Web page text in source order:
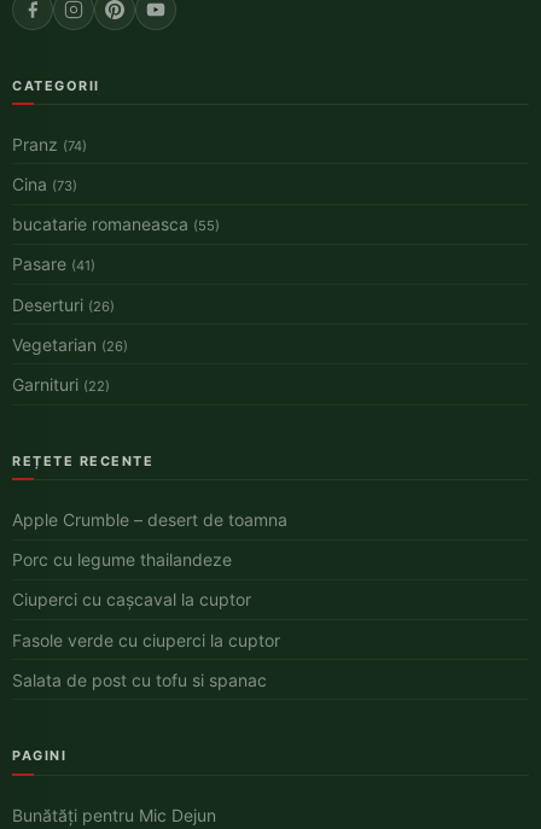
CATEGORII
Pranz (74)
Cina (73)
bucatarie romaneasca (55)
Pasare (41)
Deserturi (26)
Vegetarian (26)
Garnituri (22)
REȚETE RECENTE
Apple Crumble – desert de toamna
Porc cu legume thailandeze
Ciuperci cu cașcaval la cuptor
Fasole verde cu ciuperci la cuptor
Salata de post cu tofu si spanac
PAGINI
Bunătăți pentru Mic Dejun